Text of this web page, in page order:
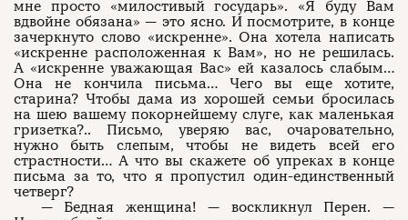
мне просто «милостивый государь». «Я буду Вам
вдвойне обязана» — это ясно. И посмотрите, в конце
зачеркнуто слово «искренне». Она хотела написать
«искренне расположенная к Вам», но не решилась.
А «искренне уважающая Вас» ей казалось слабым…
Она не кончила письма… Чего вы еще хотите,
старина? Чтобы дама из хорошей семьи бросилась
на шею вашему покорнейшему слуге, как маленькая
гризетка?.. Письмо, уверяю вас, очаровательно,
нужно быть слепым, чтобы не видеть всей его
страстности… А что вы скажете об упреках в конце
письма за то, что я пропустил один-единственный
четверг?
— Бедная женщина! — воскликнул Перен. —